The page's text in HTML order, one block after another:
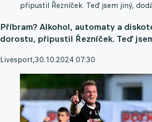
připustil Řezníček. Teď jsem jiný,
Příbram? Alkohol, automaty a
dorostu, připustil Řezníček. Teď
Livesport,30.10.2024 07:30